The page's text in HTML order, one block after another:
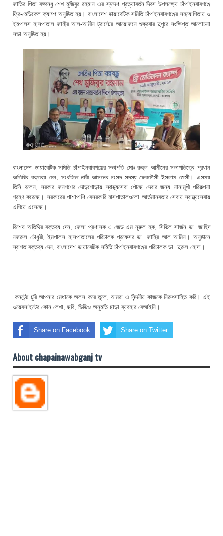
জাতির পিতা বঙ্গবন্ধু শেখ মুজিবুর রহমান এর স্বদেশ প্রত্যাবর্তন দিবস উপলক্ষ্যে চাঁপাইনবাবগঞ্জে
ফ্রি-মেডিকেল ক্যাম্প অনুষ্ঠিত হয়। বাংলাদেশ ডায়াবেটিক সমিতি চাঁপাইনবাবগঞ্জের সহযোগিতায় ও
ইমপালস হাসপাতাল জাহীর আল-আমীন ট্রাস্টের আয়োজনে শুক্রবার দুপুরে সংক্ষিপ্ত আলোচনা
সভা অনুষ্ঠিত হয়।
বাংলাদেশ ডায়াবেটিক সমিতি চাঁপাইনবাবগঞ্জের সভাপতি মোঃ রুহুল আমীনের সভাপতিত্বে প্রধান
অতিথির বক্তব্য দেন, সংরক্ষিত নারী আসনের সংসদ সদস্য ফেরদৌসী ইসলাম জেসী। এসময়
তিনি বলেন, সরকার জনগণের দোড়গোড়ায় স্বাস্থ্যসেবা পৌছে দেবার জন্য নানামূখী পরিকল্পনা
গ্রহণ করেছে। সরকারের পাশাপাশি বেসরকারি হাসপাতালগুলো আর্তমানবতার সেবায় স্বাস্থ্যসেবায়
এগিয়ে এসেছে।
বিশেষ অতিথির বক্তব্য দেন, জেলা প্রশাসক এ জেড এম নূরুল হক, সিভিল সার্জন ডা. জাহিদ
নজরুল চৌধুরী, ইমপালস হাসপাতালের পরিচালক প্রফেসর ডা. জাহির আল আমিন। অনুষ্ঠানে
স্বাগত বক্তব্য দেন, বাংলাদেশ ডায়াবেটিক সমিতি চাঁপাইনবাবগঞ্জের পরিচালক ডা. দুরুল হোদা।
কনটেন্ট চুরি আপনার মেধাকে অলস করে তুলে, আমরা এ নিন্দনীয় কাজকে নিরুৎসাহিত করি। এই
ওয়েবসাইটের কোন লেখা, ছবি, ভিডিও অনুমতি ছাড়া ব্যবহার বেআইনি।
Share on Facebook Share on Twitter
About chapainawabganj tv